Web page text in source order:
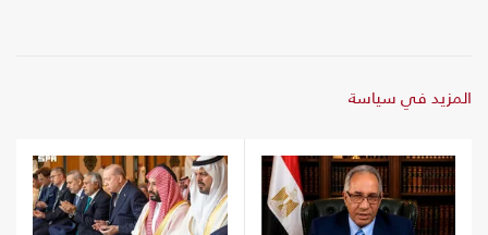
المزيد في سياسة